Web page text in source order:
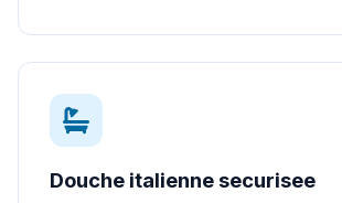
Douche italienne securisee